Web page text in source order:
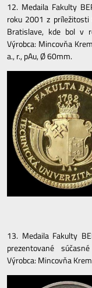
12. Medaila Fakulty
roku 2001 z príležitosti
Bratislave, kde bol v
Výrobca: Mincovňa
a., r., pAu, Ø 60mm.
13. Medaila Fakulty
prezentované
Výrobca: Mincovňa